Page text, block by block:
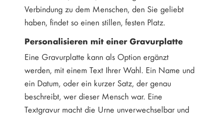
Verbindung zu dem Menschen, den Sie geliebt
haben, findet so einen stillen, festen Platz.
Personalisieren mit einer Gravurplatte
Eine Gravurplatte kann als Option ergänzt
werden, mit einem Text Ihrer Wahl. Ein Name und
ein Datum, oder ein kurzer Satz, der genau
beschreibt, wer dieser Mensch war. Eine
Textgravur macht die Urne unverwechselbar und